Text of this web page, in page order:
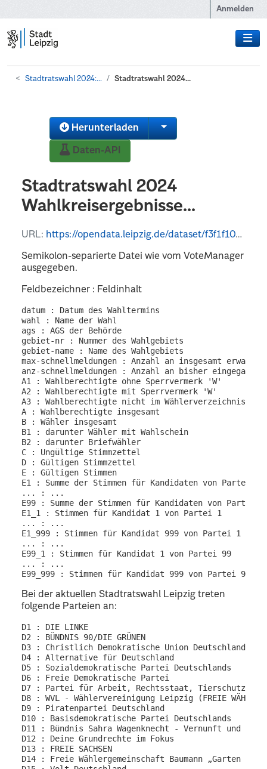
Anmelden
Stadtratswahl 2024:... Stadtratswahl 2024...
Herunterladen
Daten-API
Stadtratswahl 2024
Wahlkreisergebnisse...
URL: https://opendata.leipzig.de/dataset/f3f1f107-18b4-4c2a-a071-75e1aea1ba37/resource/8b6958aa-8ff7-4cca-8e8f-3c9b68c73659/download/open-data-14713000-stadtratswahl-leipzig-wahlkreis.csv
Semikolon-separierte Datei wie vom VoteManager
ausgegeben.
Feldbezeichner : Feldinhalt
datum : Datum des Wahltermins
wahl : Name der Wahl
ags : AGS der Behörde
gebiet-nr : Nummer des Wahlgebiets
gebiet-name : Name des Wahlgebiets
max-schnellmeldungen : Anzahl an insgesamt
anz-schnellmeldungen : Anzahl an bisher
A1 : Wahlberechtigte ohne Sperrvermerk 'W'
A2 : Wahlberechtigte mit Sperrvermerk 'W'
A3 : Wahlberechtigte nicht im Wählerverzeichnis
A : Wahlberechtigte insgesamt
B : Wähler insgesamt
B1 : darunter Wähler mit Wahlschein
B2 : darunter Briefwähler
C : Ungültige Stimmzettel
D : Gültigen Stimmzettel
E : Gültigen Stimmen
E1 : Summe der Stimmen für Kandidaten von Partei 1
... : ...
E99 : Summe der Stimmen für Kandidaten von Partei
E1_1 : Stimmen für Kandidat 1 von Partei 1
... : ...
E1_999 : Stimmen für Kandidat 999 von Partei 1
... : ...
E99_1 : Stimmen für Kandidat 1 von Partei 99
... : ...
Bei der aktuellen Stadtratswahl Leipzig treten
folgende Parteien an:
D1 : DIE LINKE
D2 : BÜNDNIS 90/DIE GRÜNEN
D3 : Christlich Demokratische Union Deutschlands
D4 : Alternative für Deutschland
D5 : Sozialdemokratische Partei Deutschlands
D6 : Freie Demokratische Partei
D7 : Partei für Arbeit, Rechtsstaat, Tierschutz,
D8 : WVL - Wählervereinigung Leipzig (FREIE
D9 : Piratenpartei Deutschland
D10 : Basisdemokratische Partei Deutschlands
D11 : Bündnis Sahra Wagenknecht - Vernunft und
D12 : Deine Grundrechte im Fokus
D13 : FREIE SACHSEN
D14 : Freie Wählergemeinschaft Baumann „Garten 24“